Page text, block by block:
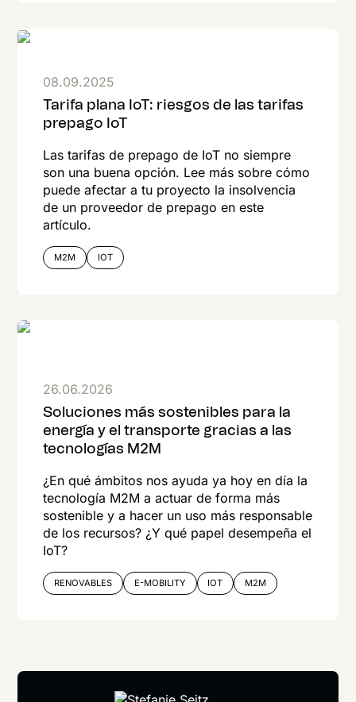
08.09.2025
Tarifa plana IoT: riesgos de las tarifas
prepago IoT
Las tarifas de prepago de IoT no siempre
son una buena opción. Lee más sobre cómo
puede afectar a tu proyecto la insolvencia
de un proveedor de prepago en este
artículo.
M2M IOT
26.06.2026
Soluciones más sostenibles para la
energía y el transporte gracias a las
tecnologías M2M
¿En qué ámbitos nos ayuda ya hoy en día la
tecnología M2M a actuar de forma más
sostenible y a hacer un uso más responsable
de los recursos? ¿Y qué papel desempeña el
IoT?
RENOVABLES E-MOBILITY IOT M2M